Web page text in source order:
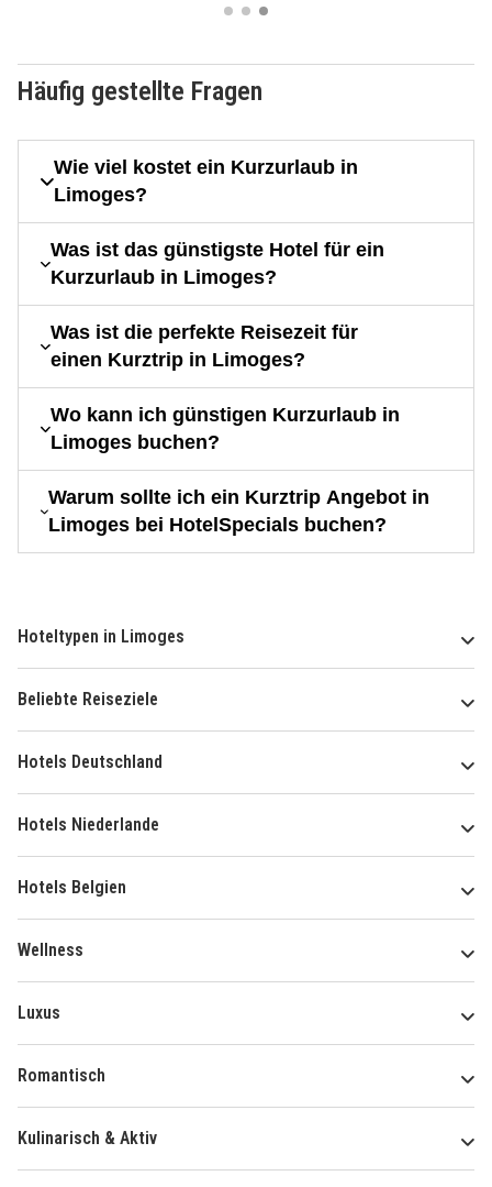
Häufig gestellte Fragen
Wie viel kostet ein Kurzurlaub in
Limoges?
Was ist das günstigste Hotel für ein
Kurzurlaub in Limoges?
Was ist die perfekte Reisezeit für
einen Kurztrip in Limoges?
Wo kann ich günstigen Kurzurlaub in
Limoges buchen?
Warum sollte ich ein Kurztrip Angebot in
Limoges bei HotelSpecials buchen?
Hoteltypen in Limoges
Beliebte Reiseziele
Hotels Deutschland
Hotels Niederlande
Hotels Belgien
Wellness
Luxus
Romantisch
Kulinarisch & Aktiv